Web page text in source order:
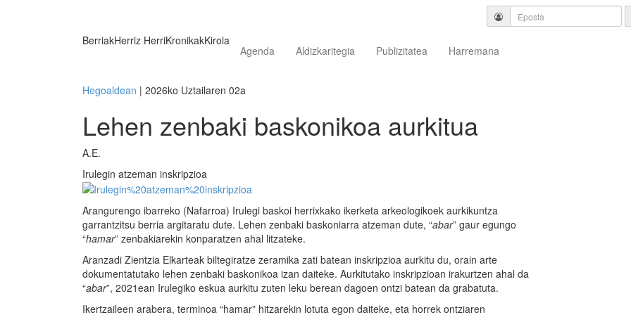
BerriakHerriz HerriKronikakKirola
Agenda Aldizkaritegia Publizitatea Harremana
Hegoaldean | 2026ko Uztailaren 02a
Lehen zenbaki baskonikoa aurkitua
A.E.
Irulegin atzeman inskripzioa
Arangurengo ibarreko (Nafarroa) Irulegi baskoi herrixkako ikerketa arkeologikoek aurkikuntza
garrantzitsu berria argitaratu dute. Lehen zenbaki baskoniarra atzeman dute, “abar” gaur egungo
“hamar” zenbakiarekin konparatzen ahal litzateke.
Aranzadi Zientzia Elkarteak biltegiratze zeramika zati batean inskripzioa aurkitu du, orain arte
dokumentatutako lehen zenbaki baskonikoa izan daiteke. Aurkitutako inskripzioan irakurtzen ahal da
“abar”, 2021ean Irulegiko eskua aurkitu zuten leku berean dagoen ontzi batean da grabatuta.
Ikertzaileen arabera, terminoa “hamar” hitzarekin lotuta egon daiteke, eta horrek ontziaren